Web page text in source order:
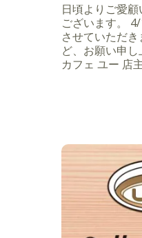
日頃よりご愛
ございます。
させていただ
ど、お願い申
カフェ ユー 店